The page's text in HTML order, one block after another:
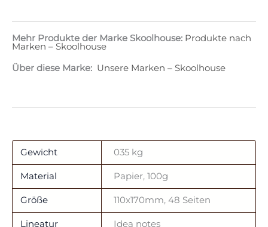
Mehr Produkte der Marke Skoolhouse: Produkte nach
Marken – Skoolhouse
Über diese Marke: Unsere Marken – Skoolhouse
Gewicht 035 kg
Material Papier, 100g
Größe 110x170mm, 48 Seiten
Lineatur Idea notes